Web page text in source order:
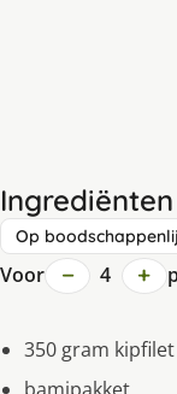
Ingrediënten
Op
Voor − 4 +
350 gram kipfilet